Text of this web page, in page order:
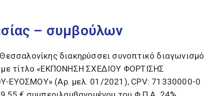
– συμβούλων
διακηρύσσει συνοπτικό διαγωνισμό
τίτλο «ΕΚΠΟΝΗΣΗ ΣΧΕΔΙΟΥ ΦΟΡΤΙΣΗΣ
(Αρ. μελ. 01/2021), CPV: 71330000-0